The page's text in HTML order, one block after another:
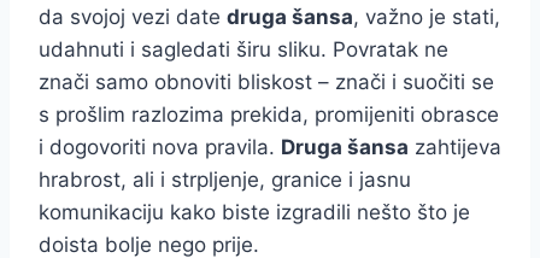
da svojoj vezi date druga šansa, važno je stati,
udahnuti i sagledati širu sliku. Povratak ne
znači samo obnoviti bliskost – znači i suočiti se
s prošlim razlozima prekida, promijeniti obrasce
i dogovoriti nova pravila. Druga šansa zahtijeva
hrabrost, ali i strpljenje, granice i jasnu
komunikaciju kako biste izgradili nešto što je
doista bolje nego prije.